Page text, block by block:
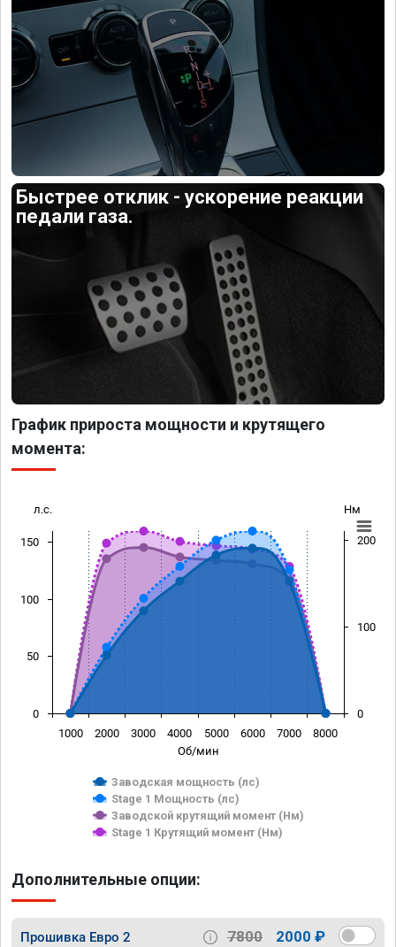
Быстрее отклик - ускорение реакции
педали газа.
График прироста мощности и крутящего
момента:
Об/мин
л.с. Нм
Заводская мощность (лс)
Stage 1 Мощность (лс)
Заводской крутящий момент (Нм)
Stage 1 Крутящий момент (Нм)
1000 2000 3000 4000 5000 6000 7000 8000
0
50
100
150
0
100
200
Дополнительные опции:
Прошивка Евро 2 7800 2000 ₽